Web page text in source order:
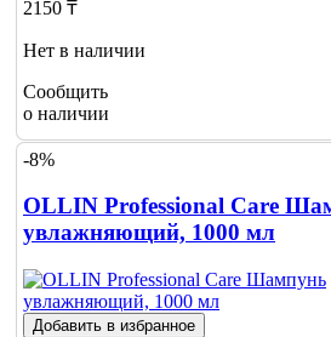
2150 ₸
Нет в наличии
Сообщить
о наличии
-8%
OLLIN Professional Care
увлажняющий, 1000 мл
Добавить в избранное